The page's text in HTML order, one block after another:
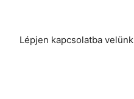
Lépjen kapcsolatba velünk